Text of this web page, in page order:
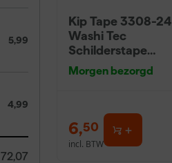
5,99
4,99
72,07
Kip Tape 3308-24
Washi Tec
Schilderstape
Gold - 24mm x
50m
Morgen bezorgd
6,50
incl. BTW